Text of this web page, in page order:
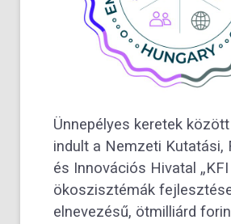
Ünnepélyes keretek
indult a Nemzeti Kutatási,
és Innovációs Hivatal „KFI
ökoszisztémák
elnevezésű, ötmilliárd